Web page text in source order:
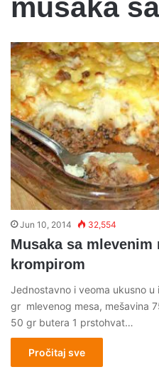
musaka
Jun 10, 2014 32,554
Musaka sa mlevenim
krompirom
Jednostavno i veoma ukusno
gr mlevenog mesa, mešavina
50 gr butera 1 prstohvat…
Pročitaj sve